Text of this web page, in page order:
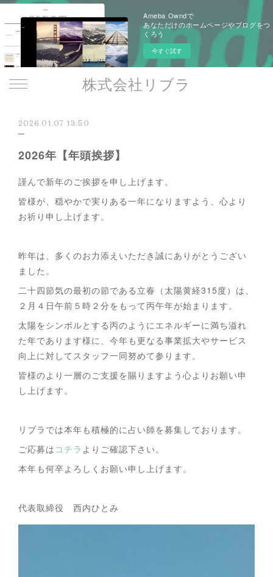
Ameba Owndで
あなただけのホームページやブログをつ
くろう
今すぐ試す
株式会社リブラ
2026.01.07 13:50
2026年【年頭挨拶】
謹んで新年のご挨拶を申し上げます。
皆様が、穏やかで実りある一年になりますよう、心より
お祈り申し上げます。
昨年は、多くのお力添えいただき誠にありがとうござい
ました。
二十四節気の最初の節である立春（太陽黄経315度）は、
２月４日午前５時２分をもって丙午年が始まります。
太陽をシンボルとする丙のようにエネルギーに満ち溢れ
た年であります様に、今年も更なる事業拡大やサービス
向上に対してスタッフ一同努めて参ります。
皆様のより一層のご支援を賜りますよう心よりお願い申
し上げます。
リブラでは本年も積極的に占い師を募集しております。
ご応募は コチラ よりご確認下さい。
本年も何卒よろしくお願い申し上げます。
代表取締役 西内ひとみ